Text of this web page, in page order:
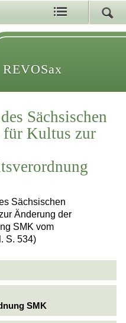
REVOSax
Sächsischen
für Kultus zur
Sächsischen
Änderung der
SMK vom
S. 534)
SMK